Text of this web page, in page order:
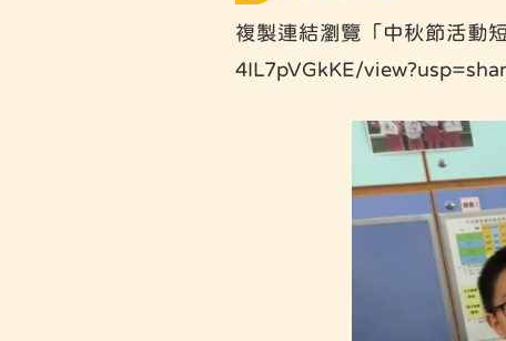
複製連結瀏覽「中秋節活
4IL7pVGkKE/